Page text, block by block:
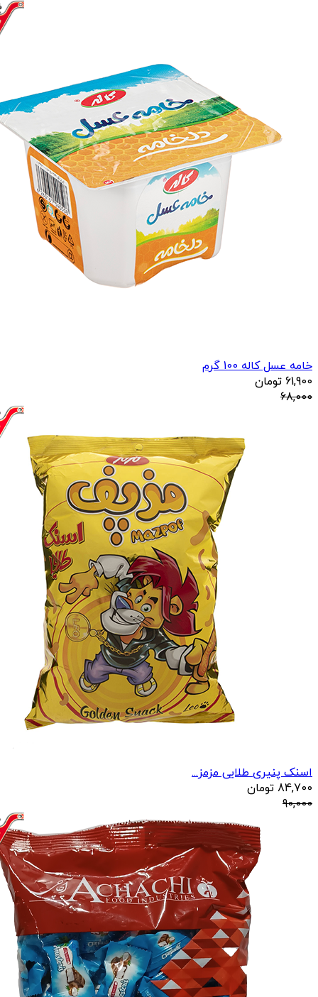
خامه عسل کاله 100 گرم
61,900 تومان
68,000
اسنک پنیری طلایی مزمز...
84,700 تومان
90,000